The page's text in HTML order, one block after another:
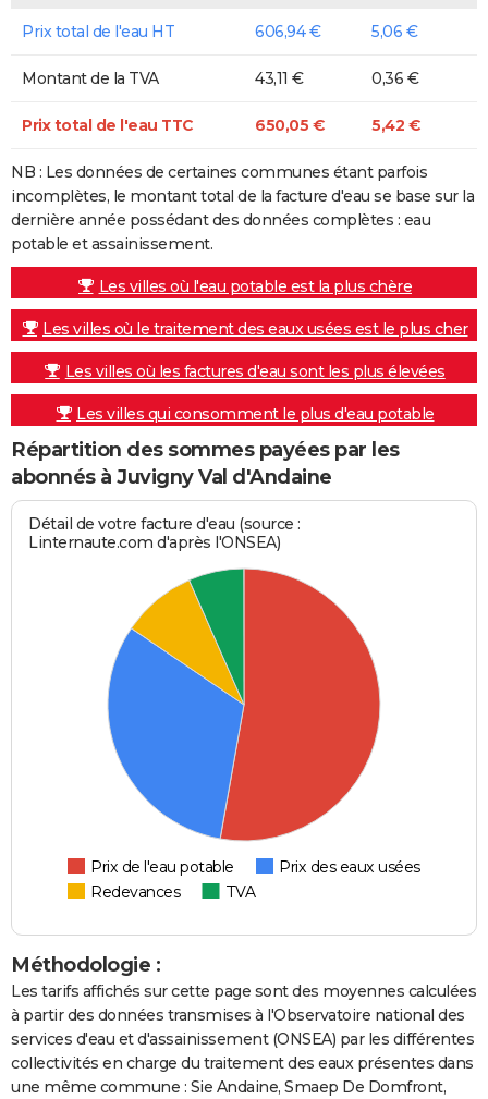
Prix total de l'eau HT 606,94 € 5,06 €
Montant de la TVA 43,11 € 0,36 €
Prix total de l'eau TTC 650,05 € 5,42 €
NB : Les données de certaines communes étant parfois
incomplètes, le montant total de la facture d'eau se base sur la
dernière année possédant des données complètes : eau
potable et assainissement.
Les villes où l'eau potable est la plus chère
Les villes où le traitement des eaux usées est le plus cher
Les villes où les factures d'eau sont les plus élevées
Les villes qui consomment le plus d'eau potable
Répartition des sommes payées par les
abonnés à Juvigny Val d'Andaine
Détail de votre facture d'eau (source :
Linternaute.com d'après l'ONSEA)
Prix de l'eau potable
Prix des eaux usées
Redevances
TVA
Méthodologie :
Les tarifs affichés sur cette page sont des moyennes calculées
à partir des données transmises à l'Observatoire national des
services d'eau et d'assainissement (ONSEA) par les différentes
collectivités en charge du traitement des eaux présentes dans
une même commune : Sie Andaine, Smaep De Domfront,